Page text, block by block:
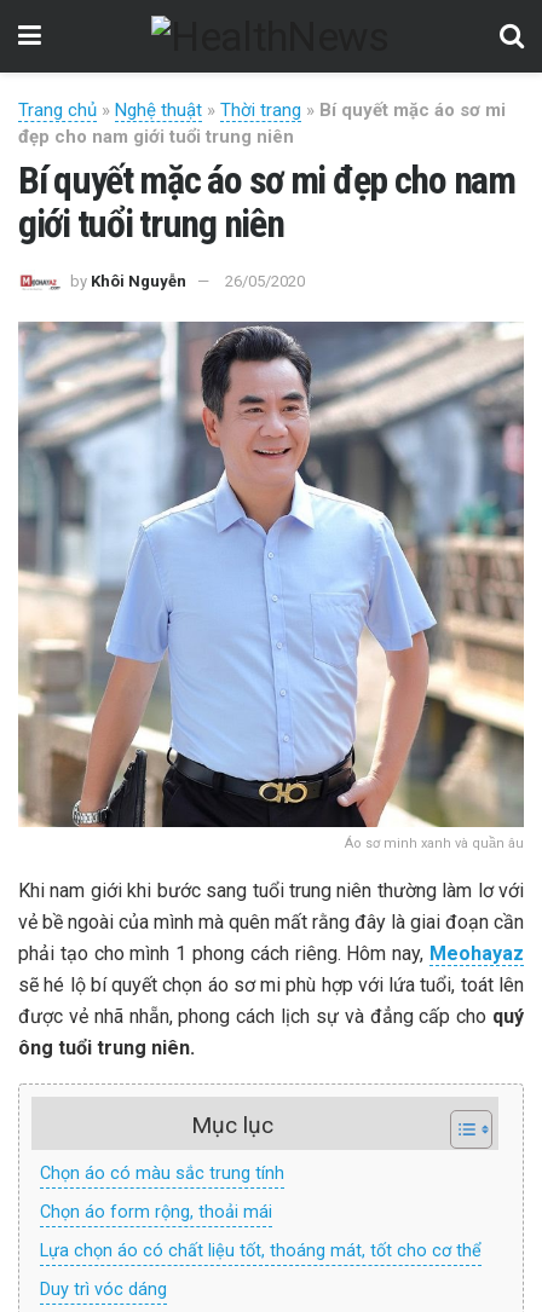
Trang chủ » Nghệ thuật » Thời trang » Bí quyết mặc áo sơ mi
đẹp cho nam giới tuổi trung niên
Bí quyết mặc áo sơ mi đẹp cho nam
giới tuổi trung niên
by Khôi Nguyễn 26/05/2020
Áo sơ minh xanh và quần âu
Khi nam giới khi bước sang tuổi trung niên thường làm lơ với
vẻ bề ngoài của mình mà quên mất rằng đây là giai đoạn cần
phải tạo cho mình 1 phong cách riêng. Hôm nay, Meohayaz
sẽ hé lộ bí quyết chọn áo sơ mi phù hợp với lứa tuổi, toát lên
được vẻ nhã nhẵn, phong cách lịch sự và đẳng cấp cho quý
ông tuổi trung niên.
Mục lục
Chọn áo có màu sắc trung tính
Chọn áo form rộng, thoải mái
Lựa chọn áo có chất liệu tốt, thoáng mát, tốt cho cơ thể
Duy trì vóc dáng